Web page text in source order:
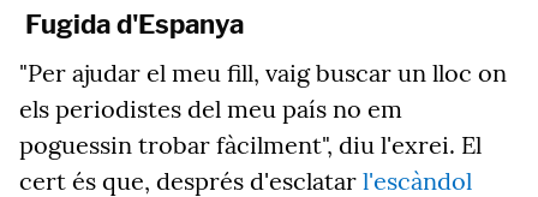
Fugida d'Espanya
"Per ajudar el meu fill, vaig buscar un lloc on
els periodistes del meu país no em
poguessin trobar fàcilment", diu l'exrei. El
cert és que, després d'esclatar l'escàndol